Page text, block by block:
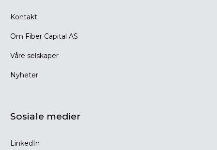
Kontakt
Om Fiber Capital AS
Våre selskaper
Nyheter
Sosiale medier
LinkedIn